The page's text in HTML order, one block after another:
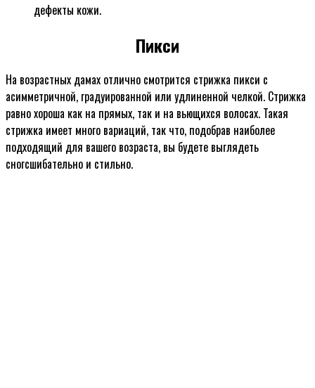
дефекты кожи.
Пикси
На возрастных дамах отлично смотрится стрижка пикси с
асимметричной, градуированной или удлиненной челкой. Стрижка
равно хороша как на прямых, так и на вьющихся волосах. Такая
стрижка имеет много вариаций, так что, подобрав наиболее
подходящий для вашего возраста, вы будете выглядеть
сногсшибательно и стильно.